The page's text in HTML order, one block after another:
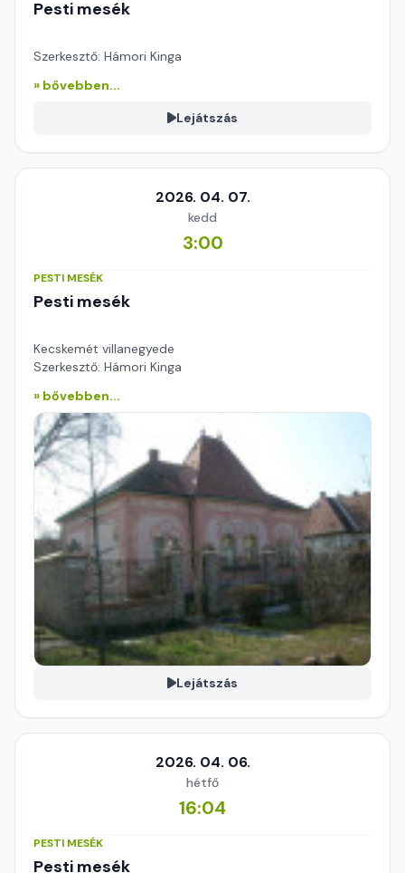
Pesti mesék
Szerkesztő: Hámori Kinga
» bővebben...
Lejátszás
2026. 04. 07.
kedd
3:00
PESTI MESÉK
Pesti mesék
Kecskemét villanegyede
Szerkesztő: Hámori Kinga
» bővebben...
Lejátszás
2026. 04. 06.
hétfő
16:04
PESTI MESÉK
Pesti mesék